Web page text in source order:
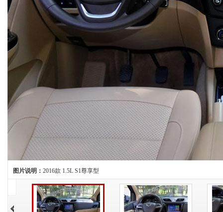
图片说明： 2016款 1.5L S1尊享型